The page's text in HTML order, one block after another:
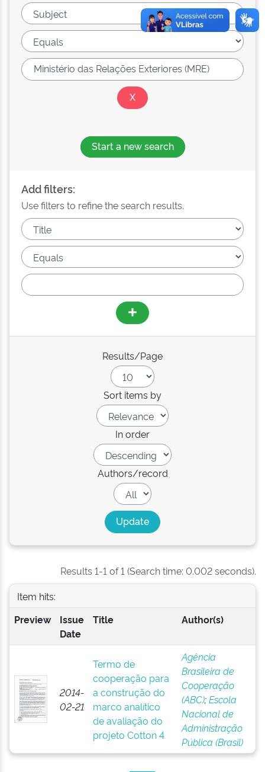
Start a new search
Add filters:
Use filters to refine the search results.
Results/Page
Sort items by
In order
Authors/record
Results 1-1 of 1 (Search time: 0.002 seconds).
Item hits:
Preview
Issue
Date
Title Author(s)
2014-
02-21
Termo de
cooperação para
a construção do
marco analítico
de avaliação do
projeto Cotton 4
Agência
Brasileira de
Cooperação
(ABC);Escola
Nacional de
Administração
Pública (Brasil)